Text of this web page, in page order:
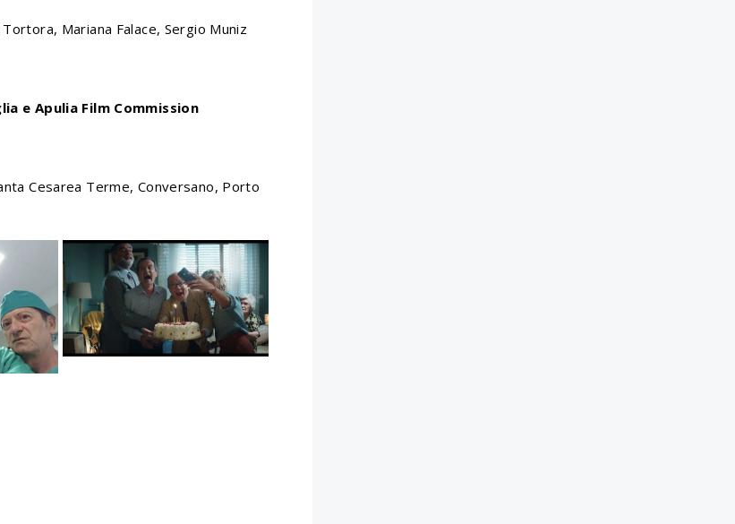
Mariana Falace, Sergio Muniz
e Apulia Film Commission
Cesarea Terme, Conversano, Porto